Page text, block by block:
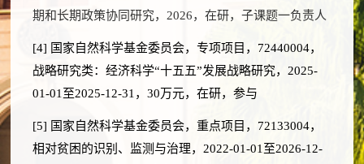
期和长期政策协同研究，2026，在研，子课题一负责人
[4] 国家自然科学基金委员会，专项项目， 72440004，
战略研究类：经济科学“十五五”发展战略研究， 2025-
01-01 至2025-12-31 ，30万元，在研，参与
[5] 国家自然科学基金委员会，重点项目， 72133004，
相对贫困的识别、监测与治理， 2022-01-01 至2026-12-